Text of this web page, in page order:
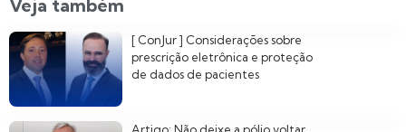
Veja também
[ ConJur ] Considerações sobre
prescrição eletrônica e proteção
de dados de pacientes